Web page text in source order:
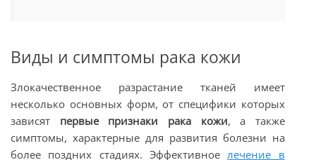
Виды и симптомы рака кожи
Злокачественное разрастание тканей имеет
несколько основных форм, от специфики которых
зависят первые признаки рака кожи, а также
симптомы, характерные для развития болезни на
более поздних стадиях. Эффективноелечение в